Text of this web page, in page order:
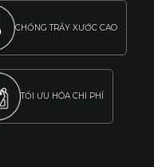
CHỐNG TRẦY XƯỚC CAO
TỐI ƯU HÓA CHI PHÍ